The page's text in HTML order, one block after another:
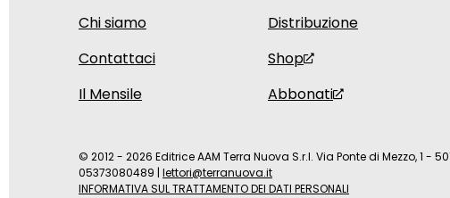
Chi siamo
Contattaci
Il Mensile
Distribuzione
Shop
Abbonati
© 2012 - 2026 Editrice AAM Terra Nuova S.r.l. Via Ponte di Mezzo, 1 -
05373080489 | lettori@terranuova.it
INFORMATIVA SUL TRATTAMENTO DEI DATI PERSONALI